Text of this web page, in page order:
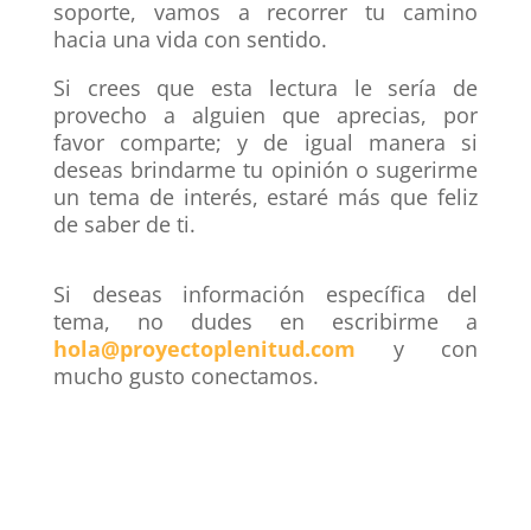
soporte, vamos a recorrer tu camino
hacia una vida con sentido.
Si crees que esta lectura le sería de
provecho a alguien que aprecias, por
favor comparte; y de igual manera si
deseas brindarme tu opinión o sugerirme
un tema de interés, estaré más que feliz
de saber de ti.
Si deseas información específica del
tema, no dudes en escribirme a
hola@proyectoplenitud.com
y con
mucho gusto conectamos.